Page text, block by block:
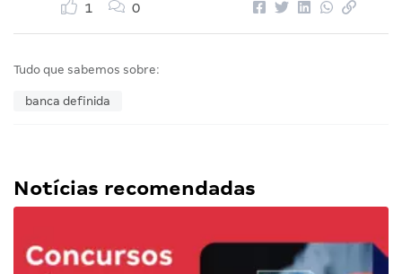
1 0
Tudo que sabemos sobre:
banca definida
Notícias recomendadas